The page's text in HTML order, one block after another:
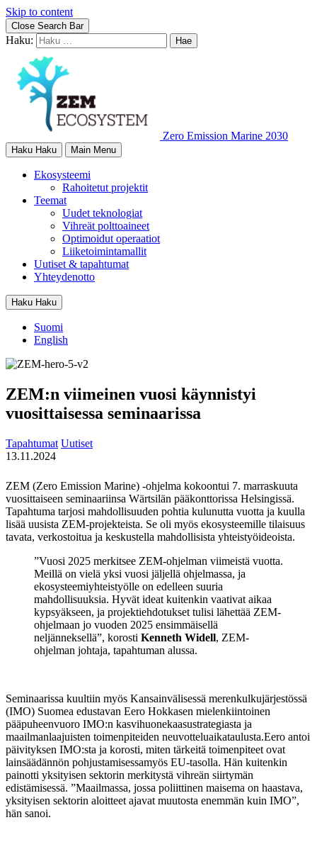
Skip to content
Close Search Bar
Haku:
Zero Emission Marine 2030
Haku Haku Main Menu
Ekosysteemi
Rahoitetut projektit
Teemat
Uudet teknologiat
Vihreät polttoaineet
Optimoidut operaatiot
Liiketoimintamallit
Uutiset & tapahtumat
Yhteydenotto
Haku Haku
Suomi
English
ZEM:n viimeinen vuosi käynnistyi
vuosittaisessa seminaarissa
Tapahtumat Uutiset
13.11.2024
ZEM (Zero Emission Marine) -ohjelma kokoontui 7. marraskuuta
vuosittaiseen seminaariinsa Wärtsilän pääkonttorissa Helsingissä.
Tapahtuma tarjosi mahdollisuuden pohtia kulunutta vuotta ja kuulla
lisää uusista ZEM-projekteista. Se oli myös ekosysteemille tilaisuus
tavata, verkostoitua ja keskustella mahdollisista yhteistyöideoista.
”Vuosi 2025 merkitsee ZEM-ohjelman viimeistä vuotta.
Meillä on vielä yksi vuosi jäljellä ohjelmassa, ja
ekosysteemiyhteistyölle on edelleen suuria
mahdollisuuksia. Hyvät ideat kuitenkin vaativat aikaa
kypsyäkseen, ja projektiehdotukset tulisi lähettää ZEM-
ohjelmaan jo vuoden 2025 ensimmäisellä
neljänneksellä”, korosti Kenneth Widell, ZEM-
ohjelman johtaja, tapahtuman alussa.
Seminaarissa kuultiin myös Kansainvälisessä merenkulkujärjestössä
(IMO) Suomea edustavan Eero Hokkasen mielenkiintoinen
pääpuheenvuoro IMO:n kasvihuonekaasustrategiasta ja
maailmanlaajuisten toimenpiteiden neuvotteluaikataulusta.Eero antoi
päivityksen IMO:sta ja korosti, miten tärkeitä toimenpiteet ovat
lainsäädännön pohjustamisessamyös EU-tasolla. Hän kuitenkin
painotti yksityisen sektorin merkitystä vihreän siirtymän
edistämisessä. ”Maailmassa, jossa poliittinen maisema on haastava,
yksityisen sektorin aloitteet ajavat muutosta enemmän kuin IMO”,
hän sanoi.